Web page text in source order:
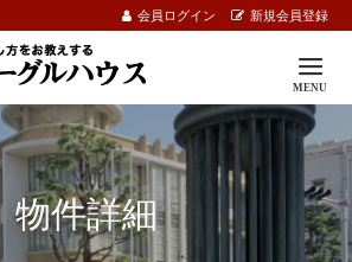
会員ログイン 新規会員登録
物件詳細